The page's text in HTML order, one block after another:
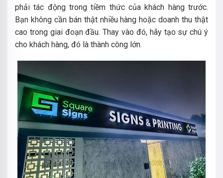
phải tác động trong tiềm thức của khách hàng trước.
Bạn không cần bán thật nhiều hàng hoặc doanh thu thật
cao trong giai đoạn đầu. Thay vào đó, hãy tạo sự chú ý
cho khách hàng, đó là thành công lớn.